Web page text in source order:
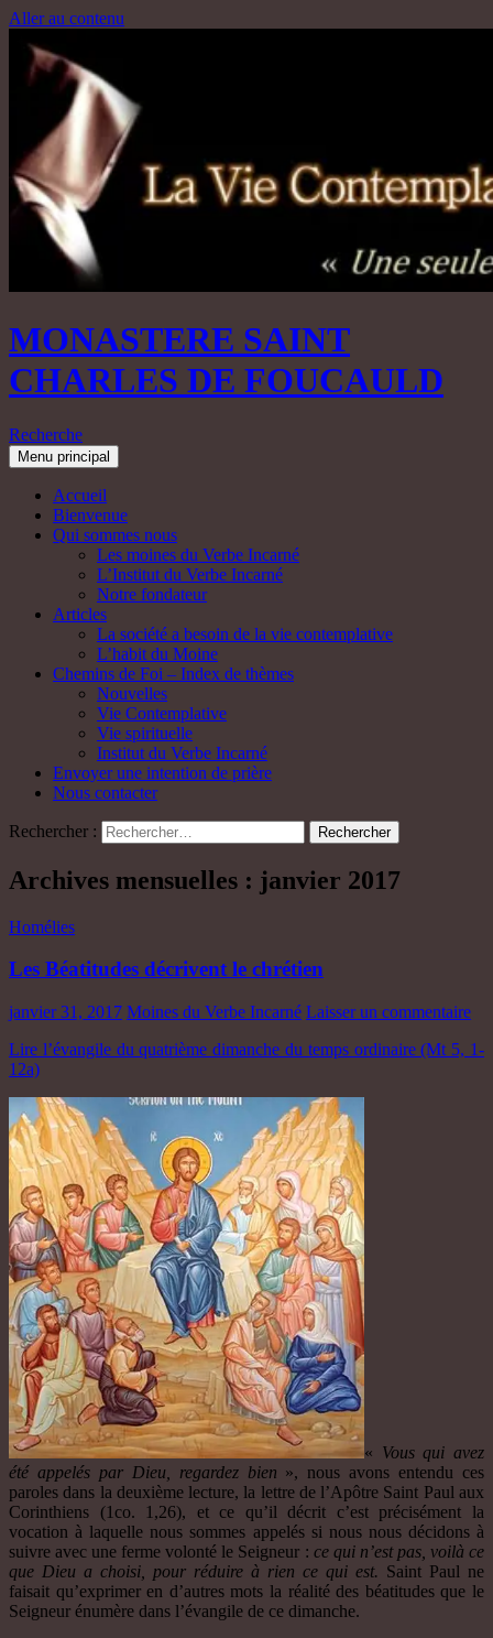
Aller au contenu
MONASTERE SAINT
CHARLES DE FOUCAULD
Recherche
Menu principal
Accueil
Bienvenue
Qui sommes nous
Les moines du Verbe Incarné
L’Institut du Verbe Incarné
Notre fondateur
Articles
La société a besoin de la vie contemplative
L’habit du Moine
Chemins de Foi – Index de thèmes
Nouvelles
Vie Contemplative
Vie spirituelle
Institut du Verbe Incarné
Envoyer une intention de prière
Nous contacter
Rechercher :
Archives mensuelles : janvier 2017
Homélies
Les Béatitudes décrivent le chrétien
janvier 31, 2017 Moines du Verbe Incarné Laisser un commentaire
Lire l’évangile du quatrième dimanche du temps ordinaire (Mt 5, 1-
12a)
« Vous qui avez
été appelés par Dieu, regardez bien », nous avons entendu ces
paroles dans la deuxième lecture, la lettre de l’Apôtre Saint Paul aux
Corinthiens (1co. 1,26), et ce qu’il décrit c’est précisément la
vocation à laquelle nous sommes appelés si nous nous décidons à
suivre avec une ferme volonté le Seigneur : ce qui n’est pas, voilà ce
que Dieu a choisi, pour réduire à rien ce qui est. Saint Paul ne
faisait qu’exprimer en d’autres mots la réalité des béatitudes que le
Seigneur énumère dans l’évangile de ce dimanche.